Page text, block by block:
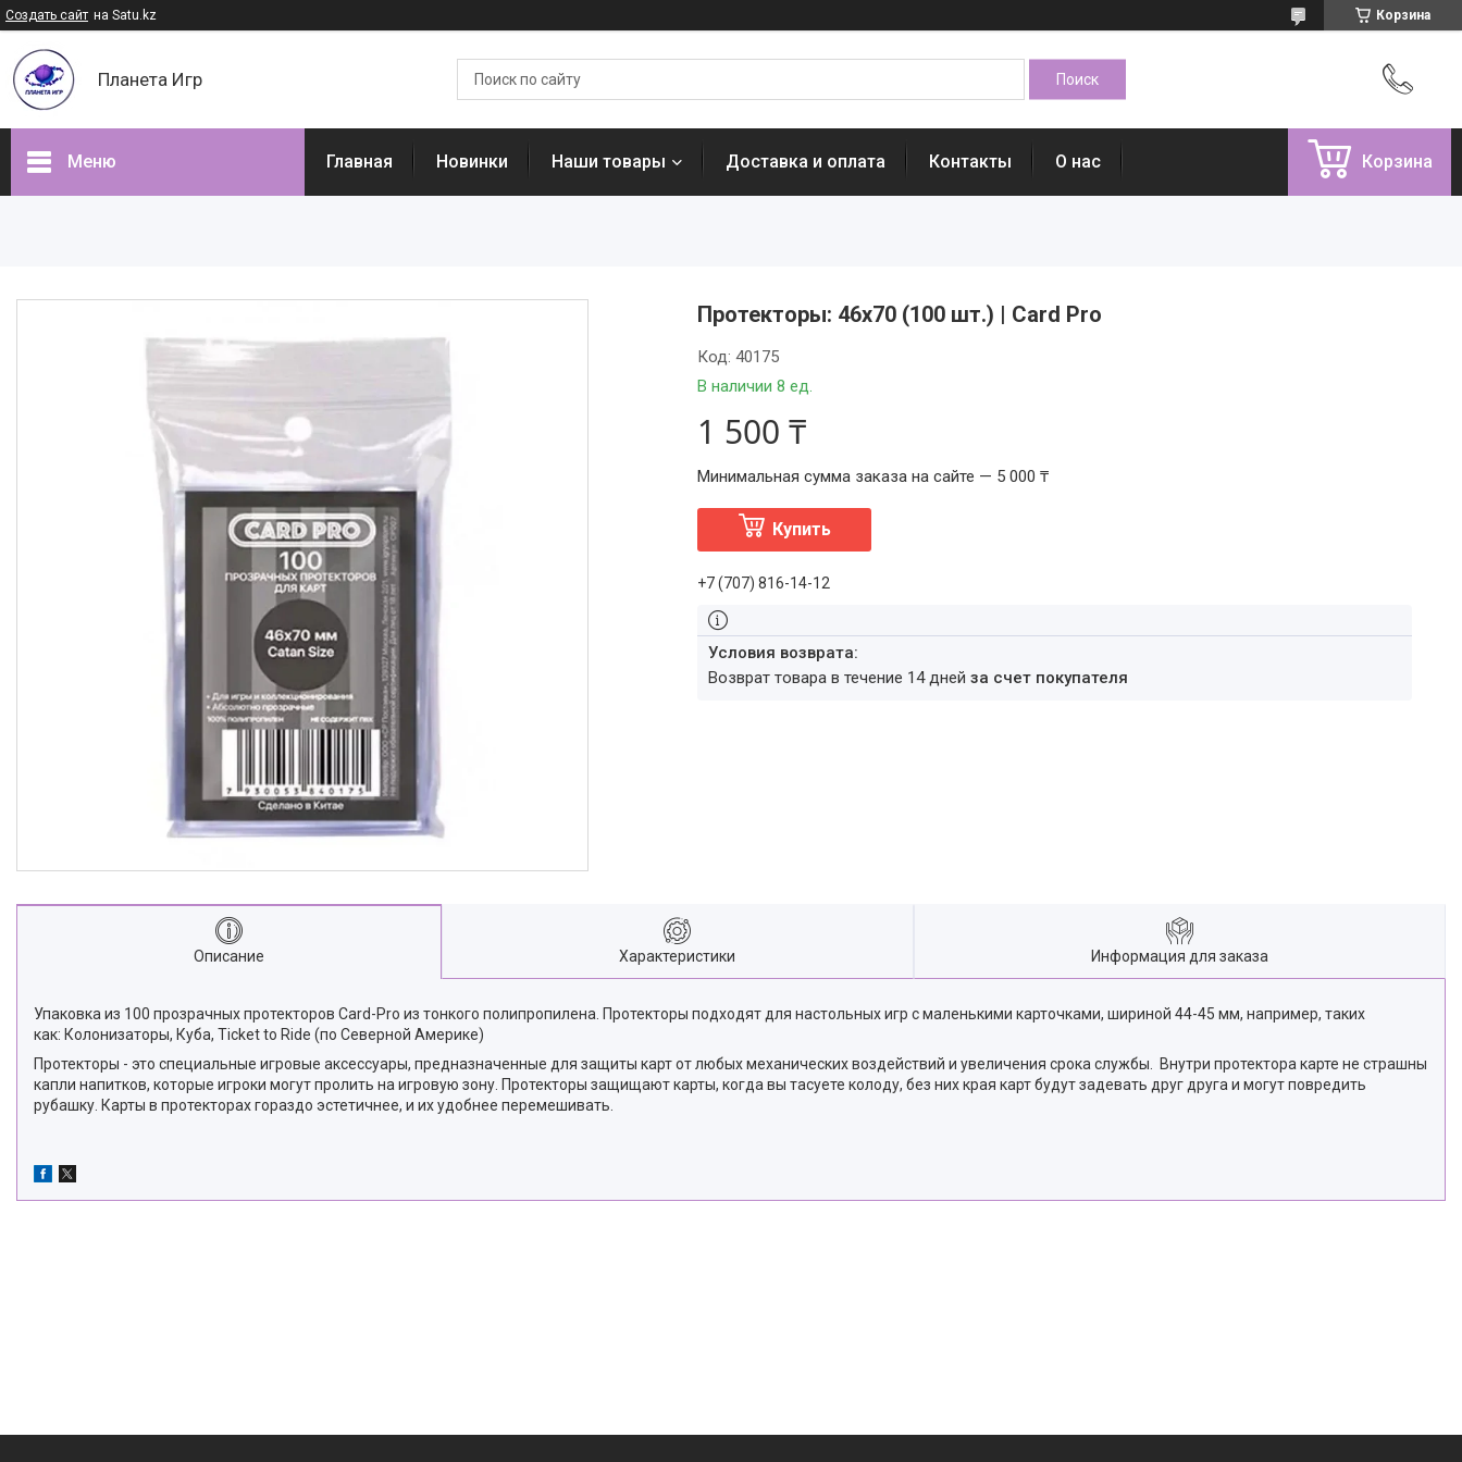
Создать сайт на Satu.kz Корзина
Планета Игр
Меню
Часто задаваемые вопросы
Главная Новинки Наши товары Доставка и оплата Контакты О нас Корзина
Протекторы: 46x70 (100 шт.) | Card Pro
В наличии 8 ед.
Код:40175
1 500 ₸
Минимальная сумма заказа на сайте — 5 000 ₸
Купить
+7 (707) 816-14-12
возврат товара в течение 14 днейза счет покупателя
Описание Характеристики Информация для заказа
Упаковка из 100 прозрачных протекторов Card-Pro из тонкого полипропилена. Протекторы подходят для настольных игр с маленькими карточками, шириной 44-45 мм, например, таких
как: Колонизаторы, Куба, Ticket to Ride (по Северной Америке)
Протекторы - это специальные игровые аксессуары, предназначенные для защиты карт от любых механических воздействий и увеличения срока службы. Внутри протектора карте не страшны
капли напитков, которые игроки могут пролить на игровую зону. Протекторы защищают карты, когда вы тасуете колоду, без них края карт будут задевать друг друга и могут повредить
рубашку. Карты в протекторах гораздо эстетичнее, и их удобнее перемешивать.